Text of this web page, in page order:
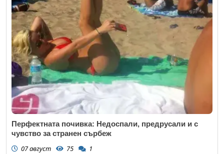
Перфектната почивка: Недоспали, предрусали и с
чувство за странен сърбеж
07 август 75 1